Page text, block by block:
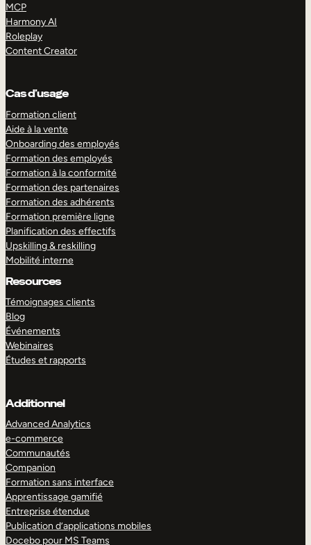
MCP
Harmony AI
Roleplay
Content Creator
Cas d’usage
Formation client
Aide à la vente
Onboarding des employés
Formation des employés
Formation à la conformité
Formation des partenaires
Formation des adhérents
Formation première ligne
Planification des effectifs
Upskilling & reskilling
Mobilité interne
Resources
Témoignages clients
Blog
Événements
Webinaires
Études et rapports
Additionnel
Advanced Analytics
e-commerce
Communautés
Companion
Formation sans interface
Apprentissage gamifié
Entreprise étendue
Publication d’applications mobiles
Docebo pour MS Teams